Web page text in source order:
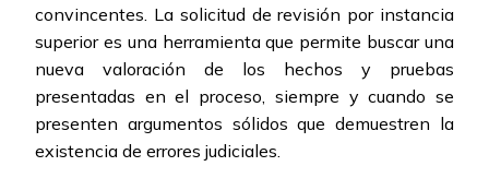
convincentes. La solicitud de revisión por instancia
superior es una herramienta que permite buscar una
nueva valoración de los hechos y pruebas
presentadas en el proceso, siempre y cuando se
presenten argumentos sólidos que demuestren la
existencia de errores judiciales.